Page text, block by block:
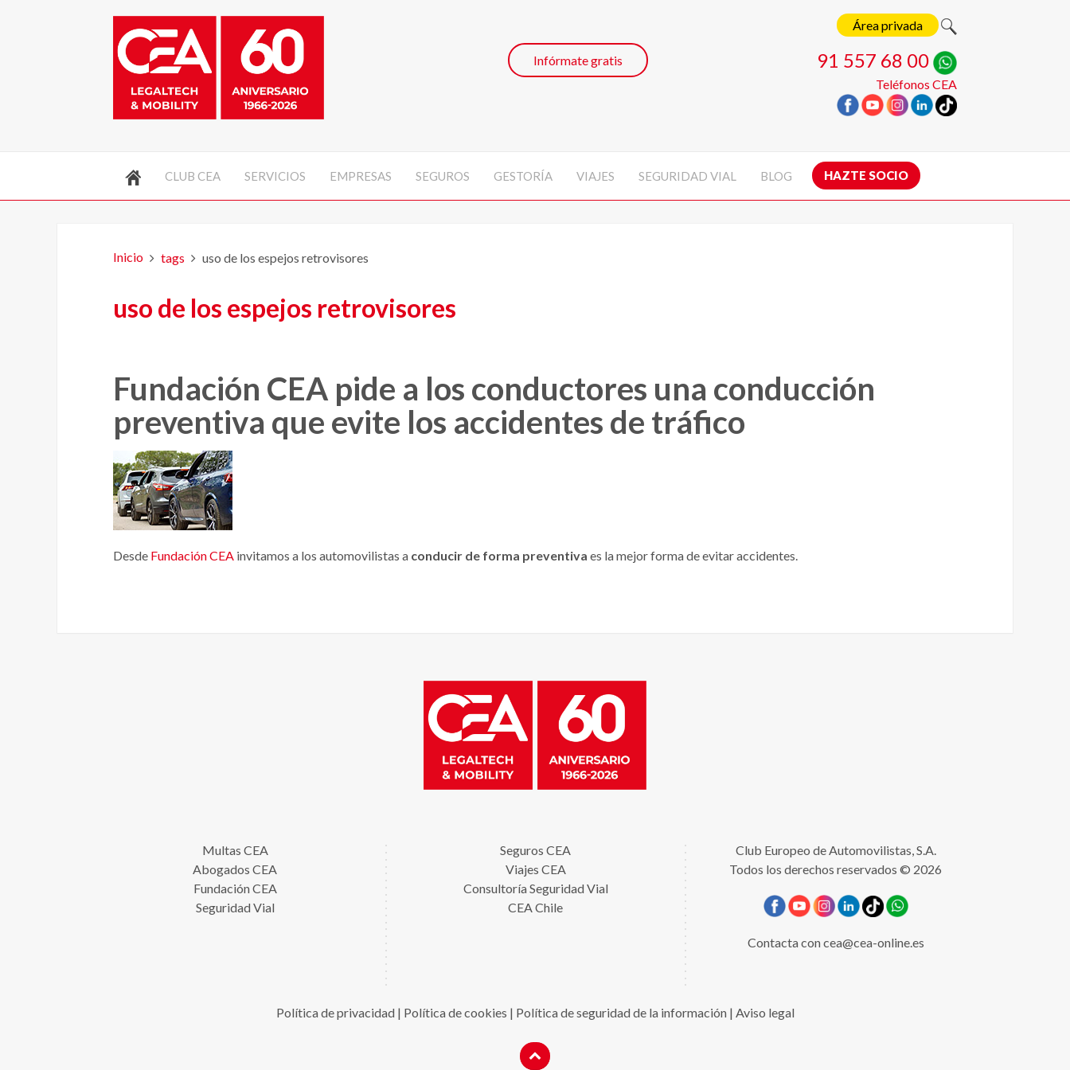
Área privada
91 557 68 00
Teléfonos CEA
Infórmate gratis
CLUB CEA SERVICIOS EMPRESAS SEGUROS GESTORÍA VIAJES SEGURIDAD VIAL BLOG HAZTE SOCIO
Inicio tags uso de los espejos retrovisores
uso de los espejos retrovisores
Fundación CEA pide a los conductores una conducción
preventiva que evite los accidentes de tráfico
Desde Fundación CEA invitamos a los automovilistas a conducir de forma preventiva es la mejor forma de evitar accidentes.
Multas CEA
Abogados CEA
Fundación CEA
Seguridad Vial
Seguros CEA
Viajes CEA
Consultoría Seguridad Vial
CEA Chile
Club Europeo de Automovilistas, S.A.
Todos los derechos reservados © 2026
Contacta concea@cea-online.es
Política de privacidad| Política de cookies | Política de seguridad de la información| Aviso legal